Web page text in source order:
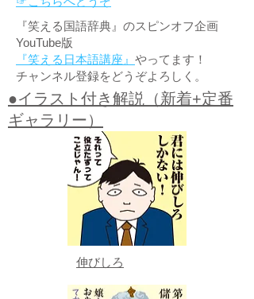
『笑える国語辞典』のスピンオフ企画
YouTube版
『笑える日本語講座』 やってます！
チャンネル登録をどうぞよろしく。
●イラスト付き解説（新着+定番
ギャラリー）
伸びしろ